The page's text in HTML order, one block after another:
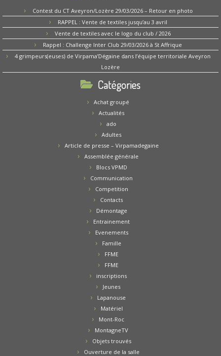
Contest du CT Aveyron/Lozère 29/03/2026 – Retour en photo
RAPPEL : Vente de textiles jusqu’au 3 avril
Vente de textiles avec le logo du club / 2026
Rappel : Challenge Inter Club 29/03/2026 à St Affrique
4 grimpeurs(euses) de Virpama’Dégaine dans l’équipe territoriale Aveyron
Lozère
Catégories
Achat groupé
Actualités
ado
Adultes
Article de presse – Virpamadegaine
Assemblée générale
Blocs VPMD
Communication
Competition
Contacts
Démontage
Entrainement
Evenements
Famille
FFME
FFME
inscriptions
Jeunes
Lapanouse
Matériel
Mont-Roc
MontagneTV
Objets trouvés
Ouverture de la salle